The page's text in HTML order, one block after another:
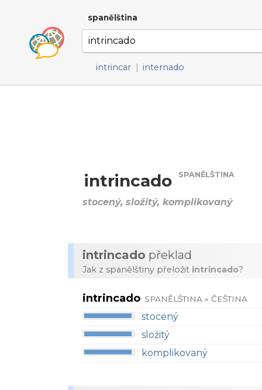
spanělština
intrincar | internado
intrincado SPANĚLŠTINA
stocený, složitý, komplikovaný
intrincado překlad
Jak z spanělštiny přeložit intrincado?
intrincado SPANĚLŠTINA » ČEŠTINA
stocený
složitý
komplikovaný